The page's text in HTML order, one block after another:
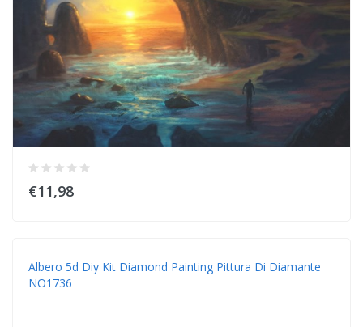
€11,98
Albero 5d Diy Kit Diamond Painting Pittura Di Diamante
NO1736